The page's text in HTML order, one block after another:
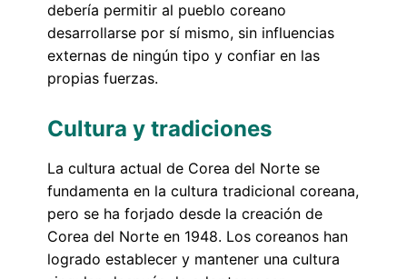
debería permitir al pueblo coreano
desarrollarse por sí mismo, sin influencias
externas de ningún tipo y confiar en las
propias fuerzas.
Cultura y tradiciones
La cultura actual de Corea del Norte se
fundamenta en la cultura tradicional coreana,
pero se ha forjado desde la creación de
Corea del Norte en 1948. Los coreanos han
logrado establecer y mantener una cultura